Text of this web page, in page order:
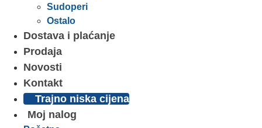
Sudoperi
Ostalo
Dostava i plaćanje
Prodaja
Novosti
Kontakt
Trajno niska cijena
Moj nalog